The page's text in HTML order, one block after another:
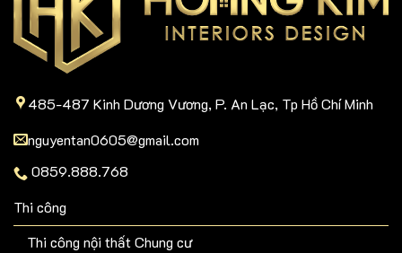
485-487 Kinh Dương Vương, P. An Lạc, Tp Hồ Chí Minh
nguyentan0605@gmail.com
0859.888.768
Thi công
Thi công nội thất Chung cư